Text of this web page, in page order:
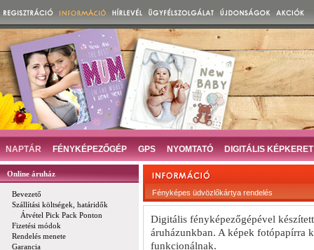
NAPTÁR FÉNYKÉPEZŐGÉP GPS NYOMTATÓ DIGITÁLIS KÉPKERET
Online áruház
Bevezető
Szállítási költségek, határidők
Átvétel Pick Pack Ponton
Fizetési módok
Rendelés menete
Garancia
Fényképes üdvözlőkártya rendelés
Digitális fényképezőgépével
áruházunkban. A képek fotópapírra
funkcionálnak.